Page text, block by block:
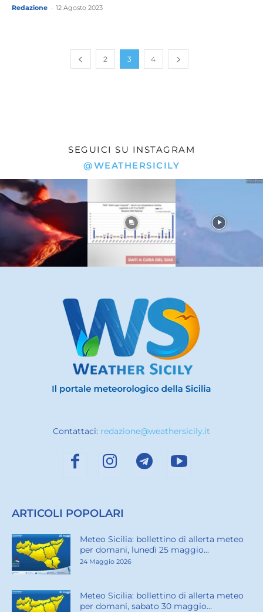
Redazione 12 Agosto 2023
2 3 4
SEGUICI SU INSTAGRAM
@WEATHERSICILY
Contattaci: redazione@weathersicily.it
ARTICOLI POPOLARI
Meteo Sicilia: bollettino di allerta meteo
per domani, lunedì 25 maggio...
24 Maggio 2026
Meteo Sicilia: bollettino di allerta meteo
per domani, sabato 30 maggio...